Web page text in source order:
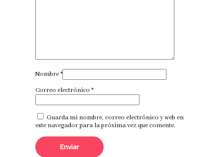
Nombre*
Correo electrónico *
Guarda mi nombre, correo electrónico y web en
este navegador para la próxima vez que comente.